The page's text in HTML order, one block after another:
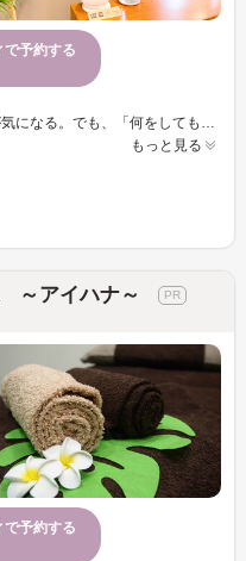
で予約する
もっと見る
～アイハナ～
で予約する